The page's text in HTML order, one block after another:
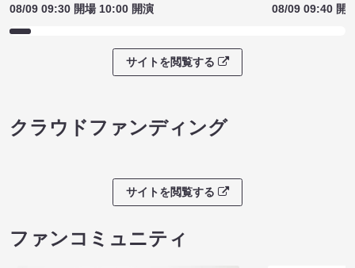
08/09 09:30 開場 10:00 開演
08/09 09:40 開
サイトを閲覧する
クラウドファンディング
サイトを閲覧する
ファンコミュニティ